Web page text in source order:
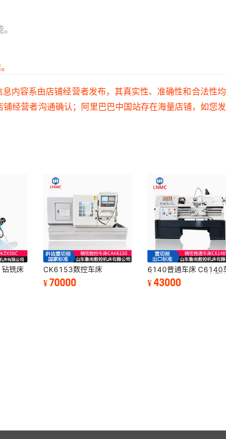
内容系由店铺经营者发布，其真实性、准确性和合法性
经营者沟通确认；阿里巴巴中国站存在海量店铺，如您
铣床
CK6153数控车床
CK6153 CK6153X1000
数控车床 CNC车床 重型车
¥70000
6140普通车床 C6140
床 CL6140X750普通
车床 沈阳车床
¥43000